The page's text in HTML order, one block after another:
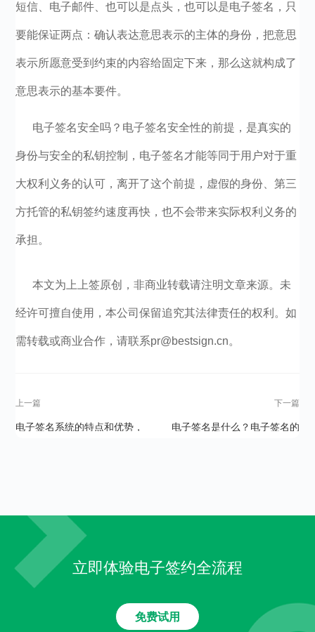
短信、电子邮件、也可以是点头，也可以是电子签名，只
要能保证两点：确认表达意思表示的主体的身份，把意思
表示所愿意受到约束的内容给固定下来，那么这就构成了
意思表示的基本要件。
电子签名安全吗？电子签名安全性的前提，是真实的
身份与安全的私钥控制，电子签名才能等同于用户对于重
大权利义务的认可，离开了这个前提，虚假的身份、第三
方托管的私钥签约速度再快，也不会带来实际权利义务的
承担。
本文为上上签原创，非商业转载请注明文章来源。未
经许可擅自使用，本公司保留追究其法律责任的权利。如
需转载或商业合作，请联系pr@bestsign.cn。
上一篇
电子签名系统的特点和优势，
下一篇
电子签名是什么？电子签名的
立即体验电子签约全流程
免费试用